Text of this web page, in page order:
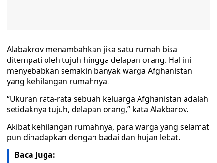
Alabakrov menambahkan jika satu rumah bisa
ditempati oleh tujuh hingga delapan orang. Hal ini
menyebabkan semakin banyak warga Afghanistan
yang kehilangan rumahnya.
“Ukuran rata-rata sebuah keluarga Afghanistan adalah
setidaknya tujuh, delapan orang,” kata Alakbarov.
Akibat kehilangan rumahnya, para warga yang selamat
pun dihadapkan dengan badai dan hujan lebat.
Baca Juga: